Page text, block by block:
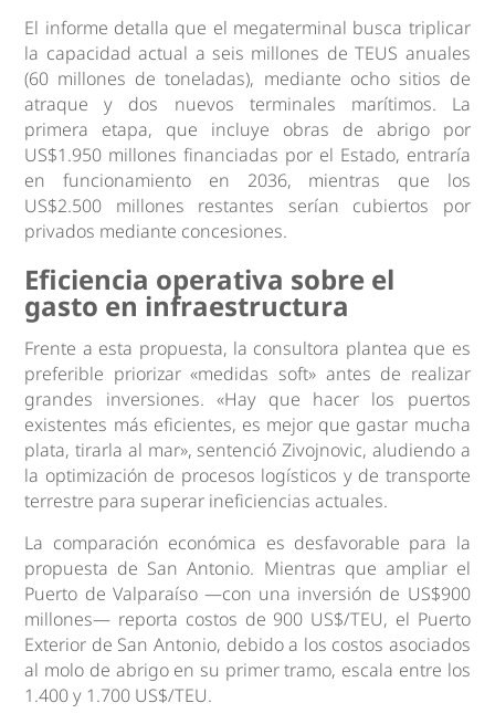
El informe detalla que el megaterminal busca triplicar
la capacidad actual a seis millones de TEUS anuales
(60 millones de toneladas), mediante ocho sitios de
atraque y dos nuevos terminales marítimos. La
primera etapa, que incluye obras de abrigo por
US$1.950 millones financiadas por el Estado, entraría
en funcionamiento en 2036, mientras que los
US$2.500 millones restantes serían cubiertos por
privados mediante concesiones.
Eficiencia operativa sobre el
gasto en infraestructura
Frente a esta propuesta, la consultora plantea que es
preferible priorizar «medidas soft» antes de realizar
grandes inversiones. «Hay que hacer los puertos
existentes más eficientes, es mejor que gastar mucha
plata, tirarla al mar», sentenció Zivojnovic, aludiendo a
la optimización de procesos logísticos y de transporte
terrestre para superar ineficiencias actuales.
La comparación económica es desfavorable para la
propuesta de San Antonio. Mientras que ampliar el
Puerto de Valparaíso —con una inversión de US$900
millones— reporta costos de 900 US$/TEU, el Puerto
Exterior de San Antonio, debido a los costos asociados
al molo de abrigo en su primer tramo, escala entre los
1.400 y 1.700 US$/TEU.